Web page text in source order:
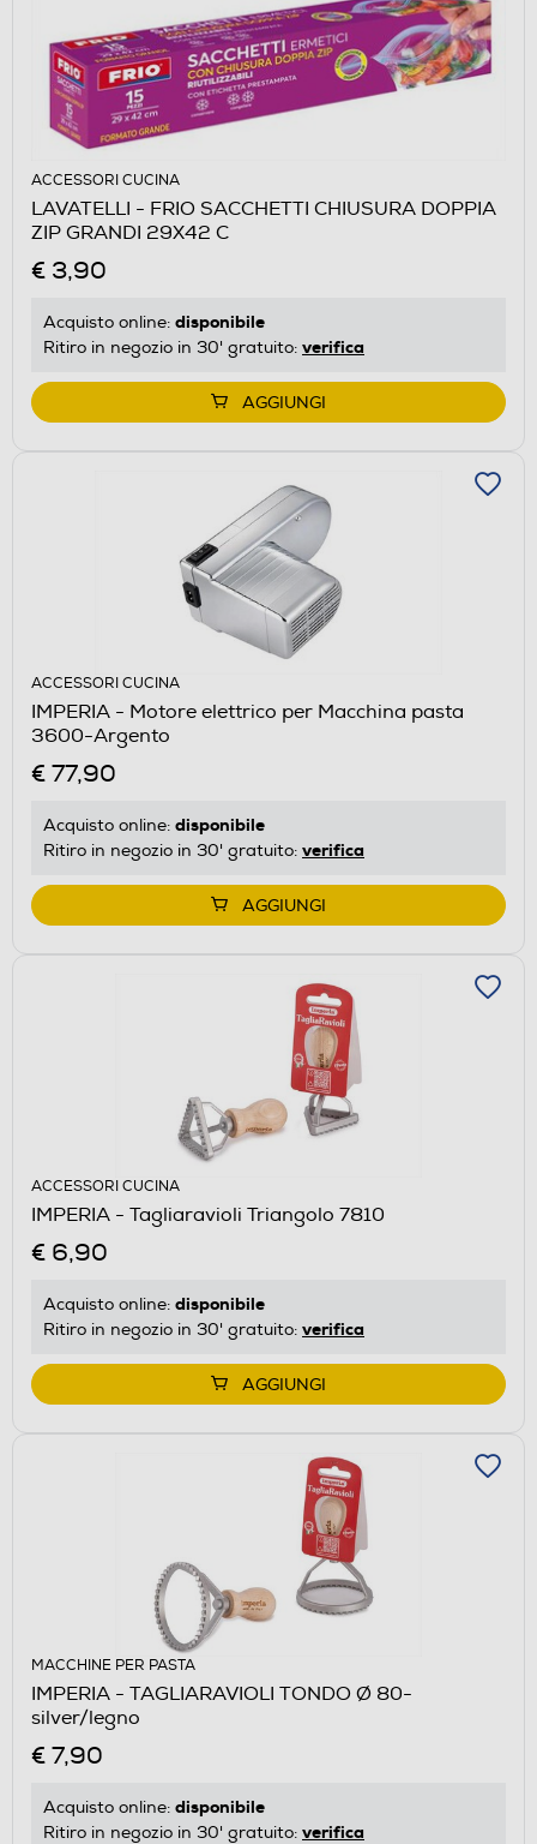
ACCESSORI CUCINA
LAVATELLI - FRIO SACCHETTI CHIUSURA DOPPIA
ZIP GRANDI 29X42 C
€ 3,90
Acquisto online: disponibile
Ritiro in negozio in 30' gratuito: verifica
AGGIUNGI
ACCESSORI CUCINA
IMPERIA - Motore elettrico per Macchina pasta
3600-Argento
€ 77,90
Acquisto online: disponibile
Ritiro in negozio in 30' gratuito: verifica
AGGIUNGI
ACCESSORI CUCINA
IMPERIA - Tagliaravioli Triangolo 7810
€ 6,90
Acquisto online: disponibile
Ritiro in negozio in 30' gratuito: verifica
AGGIUNGI
MACCHINE PER PASTA
IMPERIA - TAGLIARAVIOLI TONDO Ø 80-
silver/legno
€ 7,90
Acquisto online: disponibile
Ritiro in negozio in 30' gratuito: verifica